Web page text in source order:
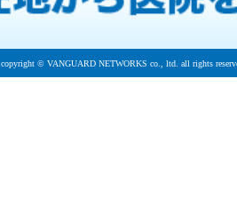
copyright © VANGUARD NETWORKS co., ltd. all rights